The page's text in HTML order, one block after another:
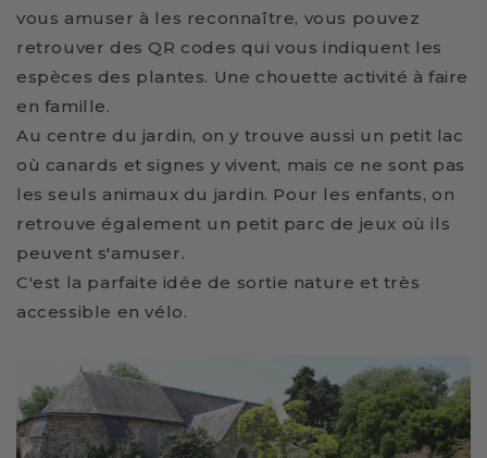
vous amuser à les reconnaître, vous pouvez
retrouver des QR codes qui vous indiquent les
espèces des plantes. Une chouette activité à faire
en famille.
Au centre du jardin, on y trouve aussi un petit lac
où canards et signes y vivent, mais ce ne sont pas
les seuls animaux du jardin. Pour les enfants, on
retrouve également un petit parc de jeux où ils
peuvent s'amuser.
C'est la parfaite idée de sortie nature et très
accessible en vélo.